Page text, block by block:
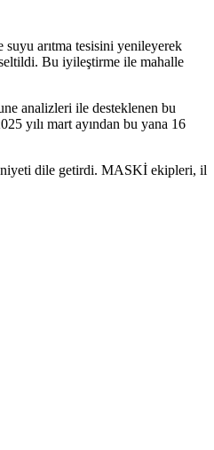
arıtma tesisini yenileyerek
Bu iyileştirme ile mahalle
analizleri ile desteklenen bu
yılı mart ayından bu yana 16
dile getirdi. MASKİ ekipleri, il